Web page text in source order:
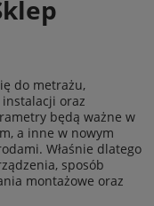
do metrażu,
oraz
będą ważne w
a inne w nowym
Właśnie dlatego
sposób
montażowe oraz